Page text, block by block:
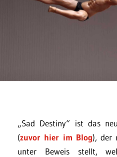
„Sad Destiny“ ist das
(zuvor hier im Blog), der
unter Beweis stellt,